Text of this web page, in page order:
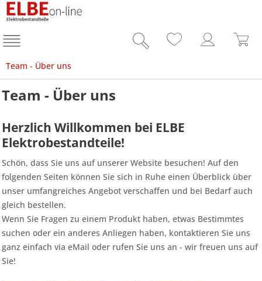
Team - Über uns
Team - Über uns
Herzlich Willkommen bei ELBE
Elektrobestandteile!
Schön, dass Sie uns auf unserer Website besuchen! Auf den
folgenden Seiten können Sie sich in Ruhe einen Überblick über
unser umfangreiches Angebot verschaffen und bei Bedarf auch
gleich bestellen.
Wenn Sie Fragen zu einem Produkt haben, etwas Bestimmtes
suchen oder ein anderes Anliegen haben, kontaktieren Sie uns
ganz einfach via eMail oder rufen Sie uns an - wir freuen uns auf
Sie!